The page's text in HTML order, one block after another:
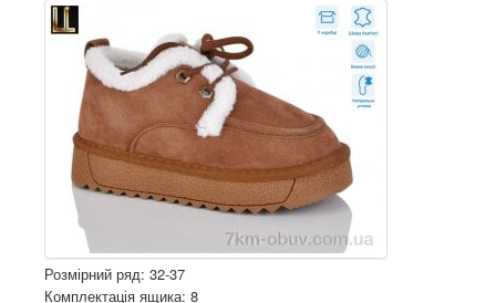
Розмірний ряд: 32-37
Комплектація ящика: 8